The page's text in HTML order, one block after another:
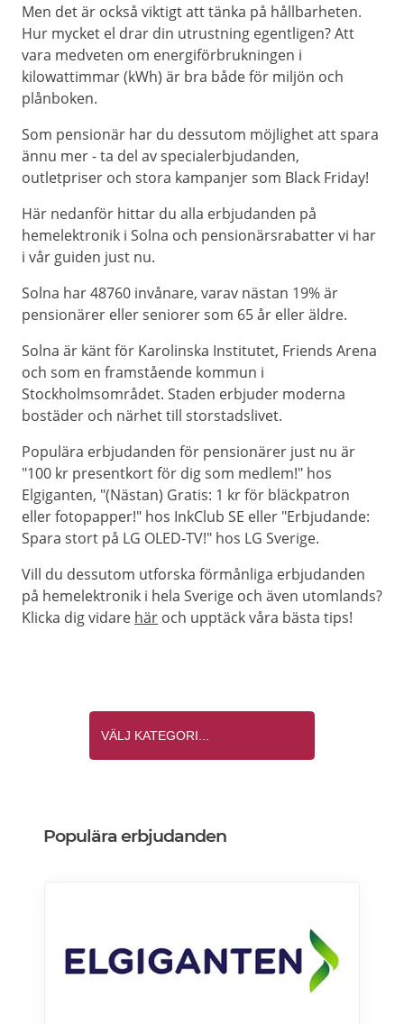
Men det är också viktigt att tänka på hållbarheten.
Hur mycket el drar din utrustning egentligen? Att
vara medveten om energiförbrukningen i
kilowattimmar (kWh) är bra både för miljön och
plånboken.
Som pensionär har du dessutom möjlighet att spara
ännu mer - ta del av specialerbjudanden,
outletpriser och stora kampanjer som Black Friday!
Här nedanför hittar du alla erbjudanden på
hemelektronik i Solna och pensionärsrabatter vi har
i vår guiden just nu.
Solna har 48760 invånare, varav nästan 19% är
pensionärer eller seniorer som 65 år eller äldre.
Solna är känt för Karolinska Institutet, Friends Arena
och som en framstående kommun i
Stockholmsområdet. Staden erbjuder moderna
bostäder och närhet till storstadslivet.
Populära erbjudanden för pensionärer just nu är
"100 kr presentkort för dig som medlem!" hos
Elgiganten, "(Nästan) Gratis: 1 kr för bläckpatron
eller fotopapper!" hos InkClub SE eller "Erbjudande:
Spara stort på LG OLED-TV!" hos LG Sverige.
Vill du dessutom utforska förmånliga erbjudanden
på hemelektronik i hela Sverige och även utomlands?
Klicka dig vidare här och upptäck våra bästa tips!
Populära erbjudanden